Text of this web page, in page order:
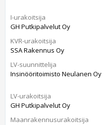
I-urakoitsija
GH Putkipalvelut Oy
KVR-urakoitsija
SSA Rakennus Oy
LV-suunnittelija
Insinööritoimisto Neulanen Oy
LV-urakoitsija
GH Putkipalvelut Oy
Maanrakennusurakoitsija